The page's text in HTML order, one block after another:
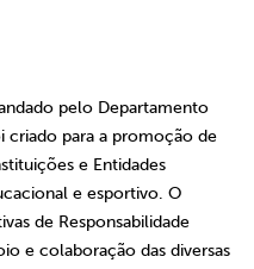
pelo Departamento
criado para a promoção de
e Entidades
e esportivo. O
de Responsabilidade
e colaboração das diversas